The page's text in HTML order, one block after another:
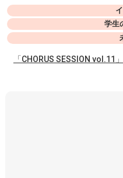
学生
「CHORUS SESSION vol.11